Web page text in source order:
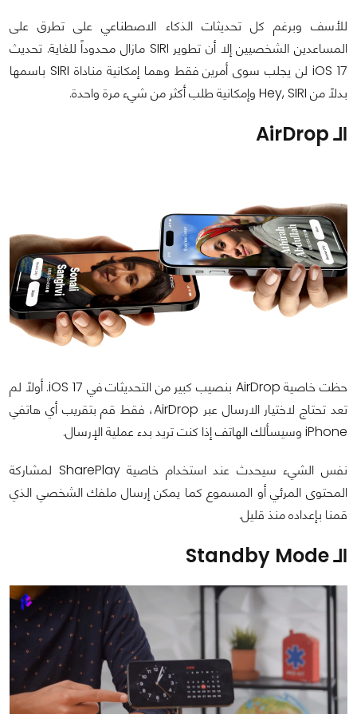
للأسف وبرغم كل تحديثات الذكاء الاصطناعي على تطرق على
المساعدين الشخصيين إلا أن تطوير SIRI مازال محدوداً للغاية. تحديث
iOS 17 لن يجلب سوى أمرين فقط وهما إمكانية مناداة SIRI باسمها
بدلاً من Hey, SIRI وإمكانية طلب أكثر من شيء مرة واحدة.
الـ AirDrop
حظت خاصية AirDrop بنصيب كبير من التحديثات في iOS 17. أولاً لم
تعد تحتاج لاختيار الارسال عبر AirDrop، فقط قم بتقريب أي هاتفي
iPhone وسيسألك الهاتف إذا كنت تريد بدء عملية الإرسال.
نفس الشيء سيحدث عند استخدام خاصية SharePlay لمشاركة
المحتوى المرئي أو المسموع كما يمكن إرسال ملفك الشخصي الذي
قمنا بإعداده منذ قليل.
الـ Standby Mode